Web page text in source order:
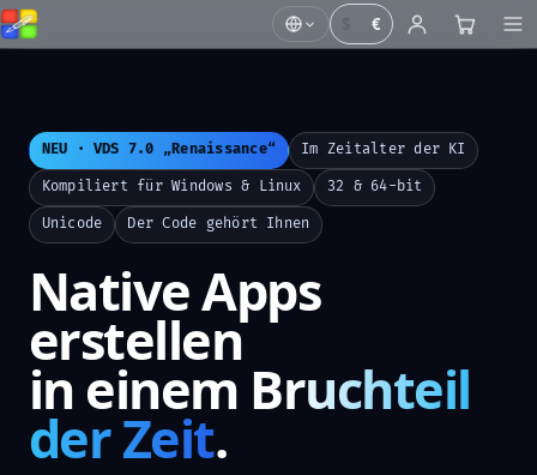
€
NEU · VDS 7.0 „Renaissance“ Im Zeitalter der KI
Kompiliert für Windows & Linux 32 & 64-bit
Unicode Der Code gehört Ihnen
Native Apps
erstellen
in einem Bruchteil
der Zeit.